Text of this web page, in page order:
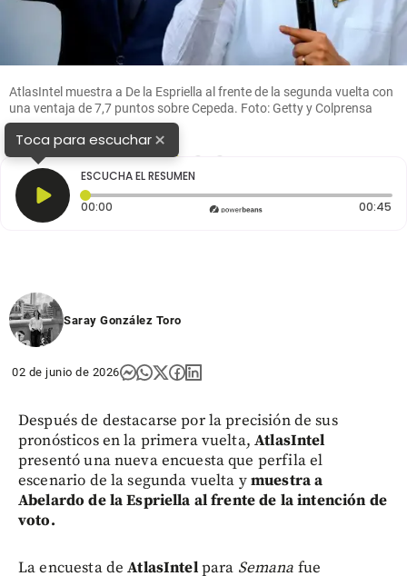
AtlasIntel muestra a De la Espriella al frente de la segunda vuelta con
una ventaja de 7,7 puntos sobre Cepeda. Foto: Getty y Colprensa
Toca para escuchar×
ESCUCHA EL RESUMEN
00:00 Tiempo transcurrido: 0 segundos 00:45
Saray González Toro
02 de junio de 2026
Después de destacarse por la precisión de sus
pronósticos en la primera vuelta,AtlasIntel
presentó una nueva encuesta que perfila el
escenario de la segunda vuelta ymuestra a
Abelardo de la Espriella al frente de la intención de
voto.
La encuesta deAtlasIntelpara Semana fue